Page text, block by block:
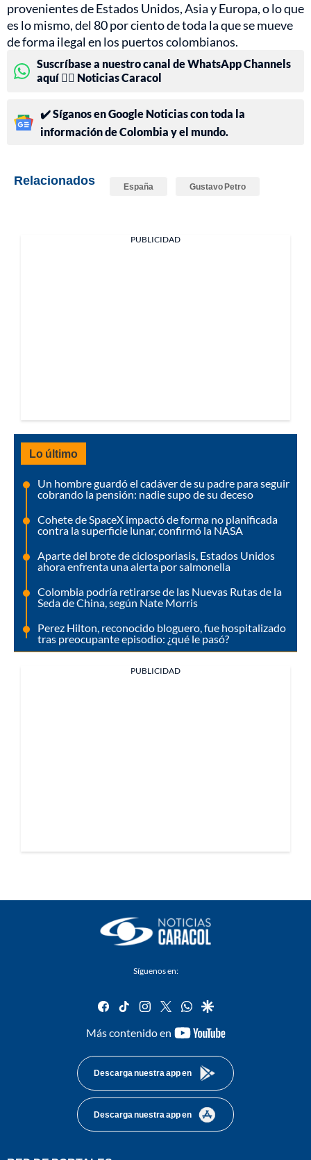
provenientes de Estados Unidos, Asia y Europa, o lo que
es lo mismo, del 80 por ciento de toda la que se mueve
de forma ilegal en los puertos colombianos.
Suscríbase a nuestro canal de WhatsApp Channels
aquí 👉🏻 Noticias Caracol
✔️ Síganos en Google Noticias con toda la
información de Colombia y el mundo.
Relacionados España Gustavo Petro
PUBLICIDAD
Lo último
Un hombre guardó el cadáver de su padre para seguir
cobrando la pensión: nadie supo de su deceso
Cohete de SpaceX impactó de forma no planificada
contra la superficie lunar, confirmó la NASA
Aparte del brote de ciclosporiasis, Estados Unidos
ahora enfrenta una alerta por salmonella
Colombia podría retirarse de las Nuevas Rutas de la
Seda de China, según Nate Morris
Perez Hilton, reconocido bloguero, fue hospitalizado
tras preocupante episodio: ¿qué le pasó?
PUBLICIDAD
Síguenos en:
facebook
tiktok instagram
twitterwhatsapp
google
Más contenido en
youtube-
Descarga nuestra app en
Descarga nuestra app en